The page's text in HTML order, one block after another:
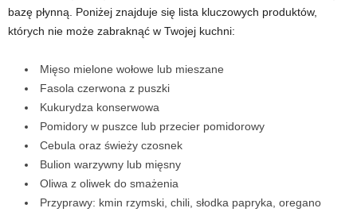
bazę płynną. Poniżej znajduje się lista kluczowych produktów,
których nie może zabraknąć w Twojej kuchni:
Mięso mielone wołowe lub mieszane
Fasola czerwona z puszki
Kukurydza konserwowa
Pomidory w puszce lub przecier pomidorowy
Cebula oraz świeży czosnek
Bulion warzywny lub mięsny
Oliwa z oliwek do smażenia
Przyprawy: kmin rzymski, chili, słodka papryka, oregano